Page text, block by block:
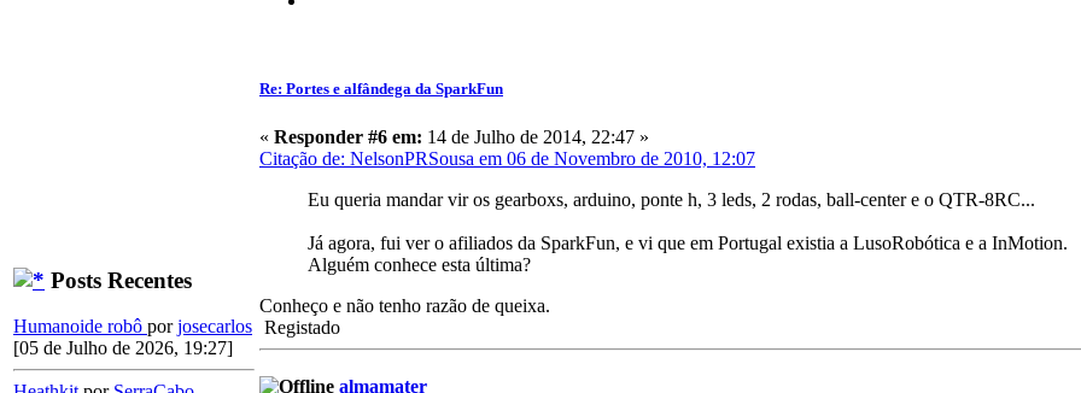
Posts Recentes
Humanoide robô porjosecarlos
[05 de Julho de 2026, 19:27]
Re: Portes e alfândega da SparkFun
« Responder #6 em: 14 de Julho de 2014, 22:47 »
Citação de: NelsonPRSousa em 06 de Novembro de 2010, 12:07
Eu queria mandar vir os gearboxs, arduino, ponte h, 3 leds, 2 rodas, ball-center e o QTR-8RC...
Já agora, fui ver o afiliados da SparkFun, e vi que em Portugal existia a LusoRobótica e a InMotion.
Alguém conhece esta última?
Conheço e não tenho razão de queixa.
Registado
almamater